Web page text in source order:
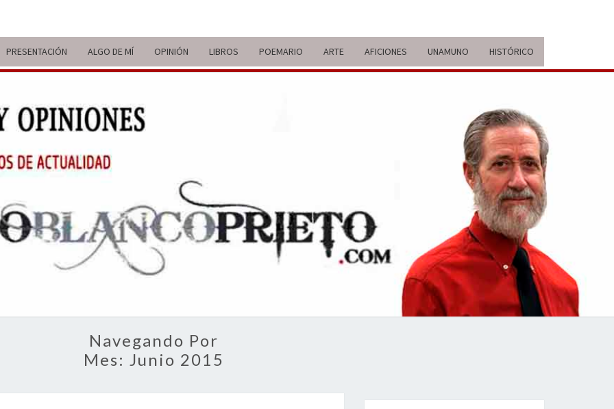
PRESENTACIÓN ALGO DE MÍ OPINIÓN LIBROS POEMARIO ARTE AFICIONES UNAMUNO HISTÓRICO
ITINERARIO
DE VIDA Y
OPINIONES
BREVE
RECORRIDO
VITAL Y
COMENTARIOS
ACTUALIDAD
Navegando Por
Mes: Junio 2015